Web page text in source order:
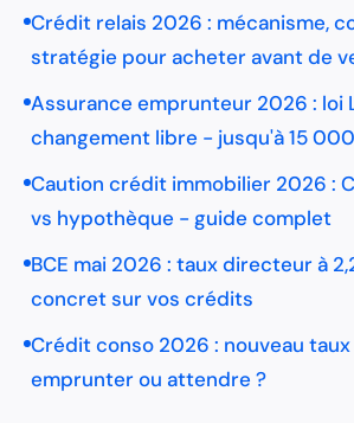
Crédit relais 2026 : mécanisme,
stratégie pour acheter avant de
Assurance emprunteur 2026 : loi
changement libre - jusqu'à 15
Caution crédit immobilier 2026 :
vs hypothèque - guide complet
BCE mai 2026 : taux directeur à
concret sur vos crédits
Crédit conso 2026 : nouveau
emprunter ou attendre ?